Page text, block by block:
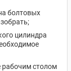
болтовых
цилиндра
рабочим столом